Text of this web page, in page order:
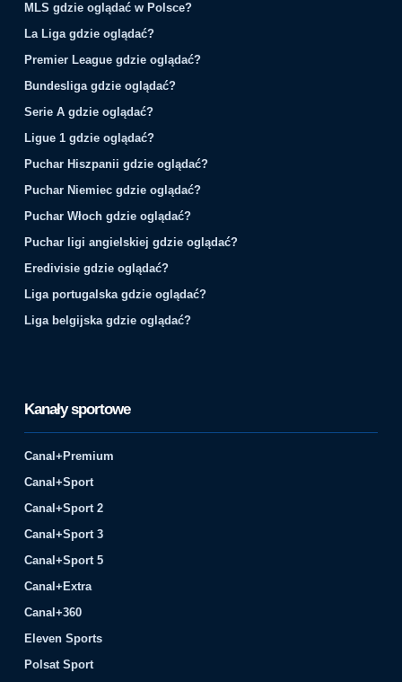
MLS gdzie oglądać w Polsce?
La Liga gdzie oglądać?
Premier League gdzie oglądać?
Bundesliga gdzie oglądać?
Serie A gdzie oglądać?
Ligue 1 gdzie oglądać?
Puchar Hiszpanii gdzie oglądać?
Puchar Niemiec gdzie oglądać?
Puchar Włoch gdzie oglądać?
Puchar ligi angielskiej gdzie oglądać?
Eredivisie gdzie oglądać?
Liga portugalska gdzie oglądać?
Liga belgijska gdzie oglądać?
Kanały sportowe
Canal+Premium
Canal+Sport
Canal+Sport 2
Canal+Sport 3
Canal+Sport 5
Canal+Extra
Canal+360
Eleven Sports
Polsat Sport